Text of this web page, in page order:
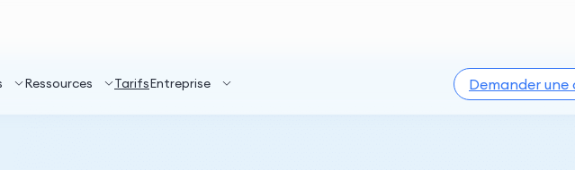
Ressources TarifsEntreprise Demander une